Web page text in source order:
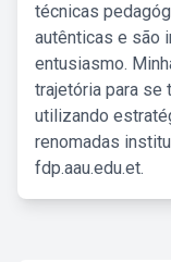
técnicas
autênticas e são
entusiasmo.
trajetória para se
utilizando
renomadas
fdp.aau.edu.et.